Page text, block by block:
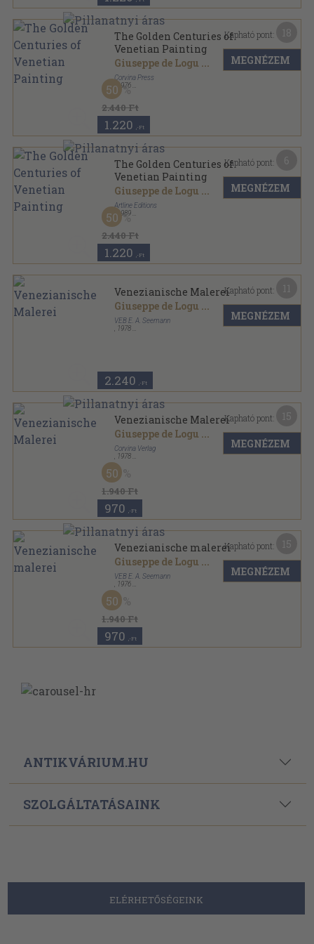
The Golden Centuries of
Venetian Painting
Giuseppe de Logu ...
Corvina Press
, 1976
Vászon
2.440 Ft
50
1.220 ,-Ft
Kapható pont:
MEGNÉZEM
The Golden Centuries of
Venetian Painting
Giuseppe de Logu ...
Artline Editions
, 1989
Vászon
2.440 Ft
50
1.220 ,-Ft
Kapható pont:
MEGNÉZEM
Venezianische Malerei
Giuseppe de Logu ...
VEB E. A. Seemann
1978
2.240 ,-Ft
Kapható pont:
MEGNÉZEM
Venezianische Malerei
Giuseppe de Logu ...
Corvina Verlag
1978
Vászon
1.940 Ft
50
970 ,-Ft
Kapható pont:
MEGNÉZEM
Venezianische malerei
Giuseppe de Logu ...
VEB E. A. Seemann
1976
Vászon
1.940 Ft
50
970 ,-Ft
Kapható pont:
MEGNÉZEM
ANTIKVÁRIUM.HU
SZOLGÁLTATÁSAINK
ELÉRHETŐSÉGEINK